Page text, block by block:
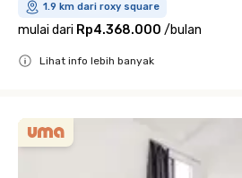
1.9 km dari roxy square
mulai dari Rp4.368.000 /bulan
Lihat info lebih banyak